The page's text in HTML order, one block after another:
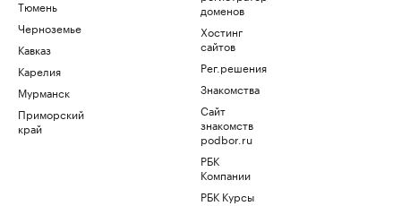
Тюмень
Черноземье
Кавказ
Карелия
Мурманск
Приморский
край
доменов
Хостинг
сайтов
Рег.решения
Знакомства
Сайт
знакомств
podbor.ru
РБК
Компании
РБК Курсы